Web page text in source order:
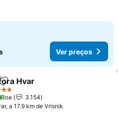
Ver preços
Adicionar aos favoritos
Hvar
Boa
3.154
a 17.9 km de Vrisnik